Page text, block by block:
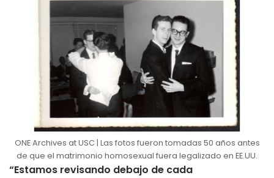
ONE Archives at USC | Las fotos fueron tomadas 50 años antes
de que el matrimonio homosexual fuera legalizado en EE.UU.
“Estamos revisando debajo de cada